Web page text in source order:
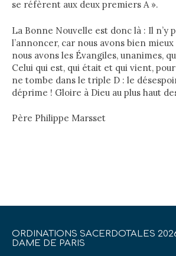
se réfèrent aux deux premiers A ».
La Bonne Nouvelle est donc là : Il n’y
l’annoncer, car nous avons bien mieux
nous avons les Évangiles, unanimes,
Celui qui est, qui était et qui vient, pour
ne tombe dans le triple D : le
déprime ! Gloire à Dieu au plus haut
Père Philippe Marsset
ORDINATIONS SACERDOTALES
DAME DE PARIS